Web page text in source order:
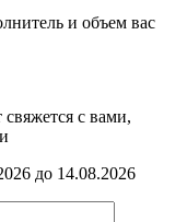
и объем вас
с вами,
до 14.08.2026